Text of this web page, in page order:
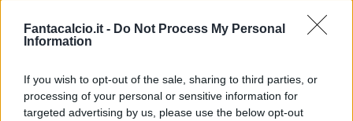
Fantacalcio.it - Do Not Process My Personal
Information
If you wish to opt-out of the sale, sharing to third parties, or
processing of your personal or sensitive information for
targeted advertising by us, please use the below opt-out
Infortunati
Squalificati
Bremer